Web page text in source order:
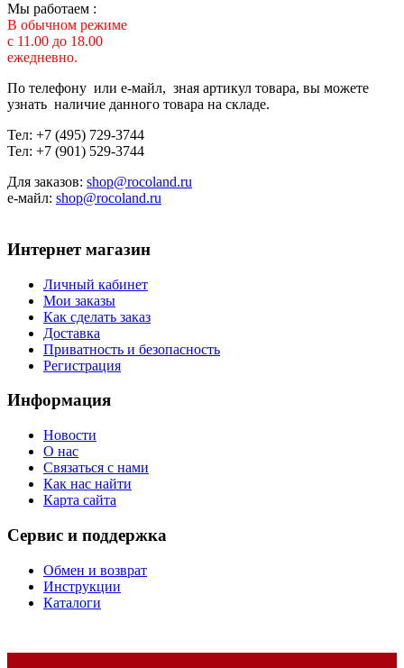
Мы работаем :
В обычном режиме
с 11.00 до 18.00
ежедневно.
По телефону или е-майл, зная артикул товара, вы можете
узнать наличие данного товара на складе.
Тел: +7 (495) 729-3744
Тел: +7 (901) 529-3744
Для заказов: shop@rocoland.ru
е-майл: shop@rocoland.ru
Интернет магазин
Личный кабинет
Мои заказы
Как сделать заказ
Доставка
Приватность и безопасность
Регистрация
Информация
Новости
О нас
Связаться с нами
Как нас найти
Карта сайта
Сервис и поддержка
Обмен и возврат
Инструкции
Каталоги